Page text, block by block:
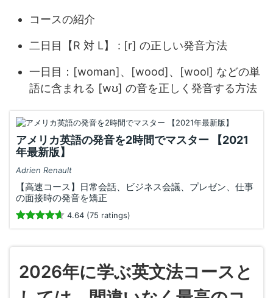
コースの紹介
二日目【R 対 L】 : [r] の正しい発音方法
一日目：[woman]、[wood]、[wool] などの単
語に含まれる [wʊ] の音を正しく発音する方法
アメリカ英語の発音を2時間でマスター 【2021
年最新版】
Adrien Renault
【高速コース】日常会話、ビジネス会議、プレゼン、仕事
の面接時の発音を矯正
4.64 (75 ratings)
2026年に学ぶ英文法コースと